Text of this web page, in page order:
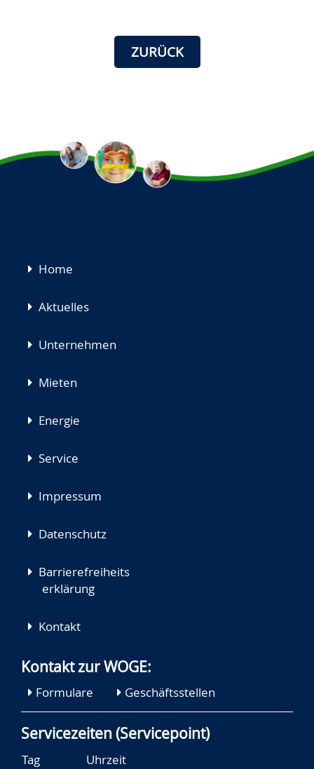
ZURÜCK
Navigation
Home
Aktuelles
Unternehmen
Mieten
Energie
Service
Impressum
Datenschutz
Barrierefreiheits
erklärung
Kontakt
Kontakt zur WOGE:
Formulare Geschäftsstellen
Servicezeiten (Servicepoint)
Tag
Uhrzeit